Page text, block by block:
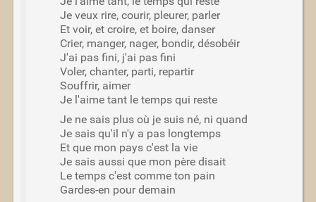
Je veux rire, courir, pleurer, parler
Et voir, et croire, et boire, danser
Crier, manger, nager, bondir, désobéir
J'ai pas fini, j'ai pas fini
Voler, chanter, parti, repartir
Souffrir, aimer
Je l'aime tant le temps qui reste
Je ne sais plus où je suis né, ni quand
Je sais qu'il n'y a pas longtemps
Et que mon pays c'est la vie
Je sais aussi que mon père disait
Le temps c'est comme ton pain
Gardes-en pour demain